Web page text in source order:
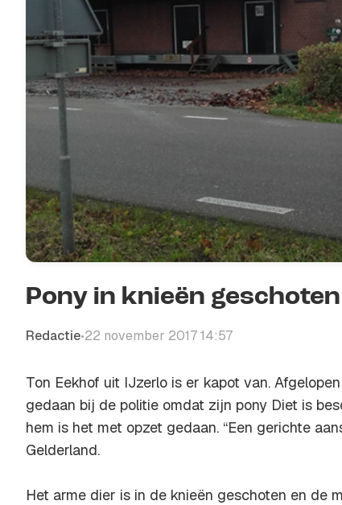
Pony in knieën geschoten
Redactie•22 november 2017 14:57
Ton Eekhof uit IJzerlo is er kapot van.
gedaan bij de politie omdat zijn pony Diet is
hem is het met opzet gedaan. “Een gerichte
Gelderland.
Het arme dier is in de knieën geschoten en de